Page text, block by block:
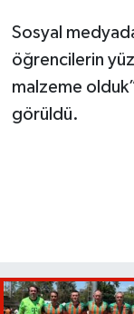
Sosyal
öğrencilerin
malzeme
görüldü.